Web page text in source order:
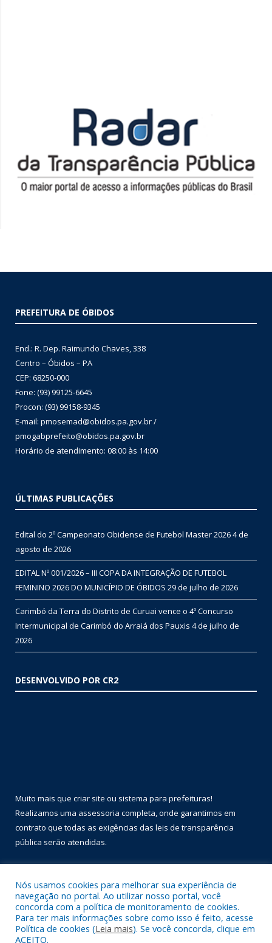
PREFEITURA DE ÓBIDOS
End.: R. Dep. Raimundo Chaves, 338
Centro – Óbidos – PA
CEP: 68250-000
Fone: (93) 99125-6645
Procon: (93) 99158-9345
E-mail: pmosemad@obidos.pa.gov.br /
pmogabprefeito@obidos.pa.gov.br
Horário de atendimento: 08:00 às 14:00
ÚLTIMAS PUBLICAÇÕES
Edital do 2º Campeonato Obidense de Futebol Master 20264 de
agosto de 2026
EDITAL Nº 001/2026 – III COPA DA INTEGRAÇÃO DE FUTEBOL
FEMININO 2026 DO MUNICÍPIO DE ÓBIDOS 29 de julho de 2026
Carimbó da Terra do Distrito de Curuai vence o 4º Concurso
Intermunicipal de Carimbó do Arraiá dos Pauxis 4 de julho de
2026
DESENVOLVIDO POR CR2
Muito mais que criar site ou sistema para prefeituras!
Realizamos uma assessoria completa, onde garantimos em
contrato que todas as exigências das leis de transparência
pública serão atendidas.
Todos os direitos reservados a Prefeitura Municipal de Óbidos.
Nós usamos cookies para melhorar sua experiência de
navegação no portal. Ao utilizar nosso portal, você
concorda com a política de monitoramento de cookies.
Para ter mais informações sobre como isso é feito, acesse
Política de cookies (Leia mais). Se você concorda, clique em
ACEITO.